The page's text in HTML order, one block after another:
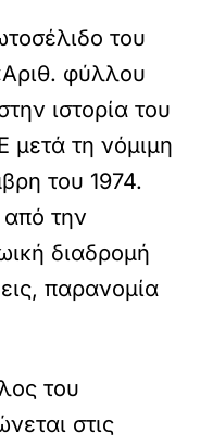
του
φύλλου
ιστορία του
μετά τη νόμιμη
του 1974.
την
διαδρομή
παρανομία
του
στις